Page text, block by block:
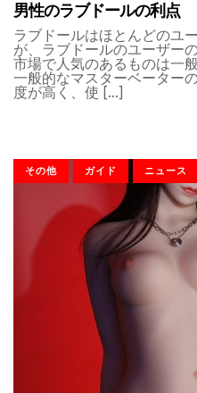
男性のラブドールの利点
ラブドールはほとんどのユ
が、ラブドールのユーザー
市場で人気のあるものは一
一般的なマスターベーター
度が高く、使 […]
その他 ガイド ニュース